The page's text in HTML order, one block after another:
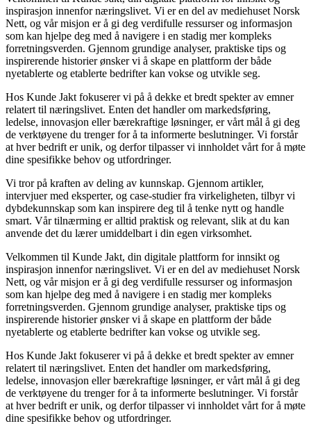
inspirasjon innenfor næringslivet. Vi er en del av mediehuset Norsk
Nett, og vår misjon er å gi deg verdifulle ressurser og informasjon
som kan hjelpe deg med å navigere i en stadig mer kompleks
forretningsverden. Gjennom grundige analyser, praktiske tips og
inspirerende historier ønsker vi å skape en plattform der både
nyetablerte og etablerte bedrifter kan vokse og utvikle seg.
Hos Kunde Jakt fokuserer vi på å dekke et bredt spekter av emner
relatert til næringslivet. Enten det handler om markedsføring,
ledelse, innovasjon eller bærekraftige løsninger, er vårt mål å gi deg
de verktøyene du trenger for å ta informerte beslutninger. Vi forstår
at hver bedrift er unik, og derfor tilpasser vi innholdet vårt for å møte
dine spesifikke behov og utfordringer.
Vi tror på kraften av deling av kunnskap. Gjennom artikler,
intervjuer med eksperter, og case-studier fra virkeligheten, tilbyr vi
dybdekunnskap som kan inspirere deg til å tenke nytt og handle
smart. Vår tilnærming er alltid praktisk og relevant, slik at du kan
anvende det du lærer umiddelbart i din egen virksomhet.
Velkommen til Kunde Jakt, din digitale plattform for innsikt og
inspirasjon innenfor næringslivet. Vi er en del av mediehuset Norsk
Nett, og vår misjon er å gi deg verdifulle ressurser og informasjon
som kan hjelpe deg med å navigere i en stadig mer kompleks
forretningsverden. Gjennom grundige analyser, praktiske tips og
inspirerende historier ønsker vi å skape en plattform der både
nyetablerte og etablerte bedrifter kan vokse og utvikle seg.
Hos Kunde Jakt fokuserer vi på å dekke et bredt spekter av emner
relatert til næringslivet. Enten det handler om markedsføring,
ledelse, innovasjon eller bærekraftige løsninger, er vårt mål å gi deg
de verktøyene du trenger for å ta informerte beslutninger. Vi forstår
at hver bedrift er unik, og derfor tilpasser vi innholdet vårt for å møte
dine spesifikke behov og utfordringer.